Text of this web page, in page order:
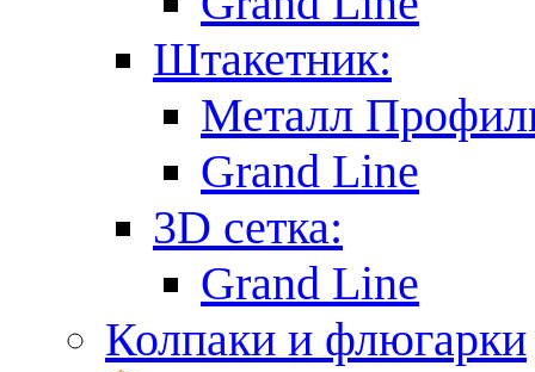
Штакетник:
Металл
Grand Line
3D сетка:
Grand Line
Колпаки и флюгарки